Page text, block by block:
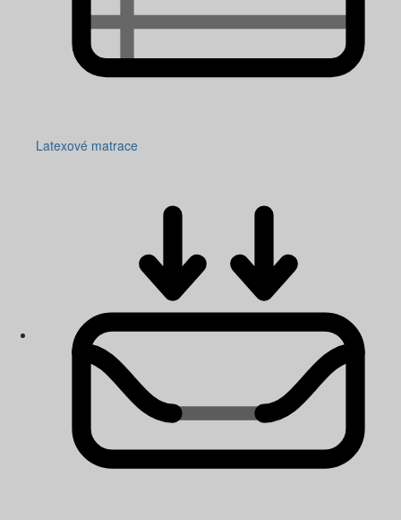
Latexové matrace